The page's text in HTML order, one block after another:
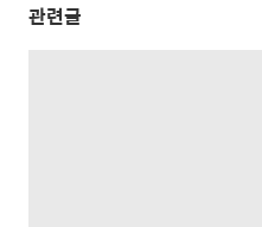
관련글